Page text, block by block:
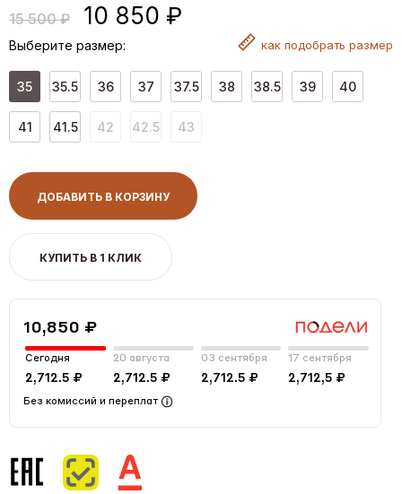
15 500 ₽ 10 850 ₽
Выберите размер: как подобрать размер
35 35.5 36 37 37.5 38 38.5 39 40
41 41.5 42 42.5 43
ДОБАВИТЬ В КОРЗИНУ
КУПИТЬ В 1 КЛИК
10,850 ₽
Сегодня
2,712.5 ₽
20 августа
2,712.5 ₽
03 сентября
2,712.5 ₽
17 сентября
2,712,5 ₽
Без комиссий и переплат